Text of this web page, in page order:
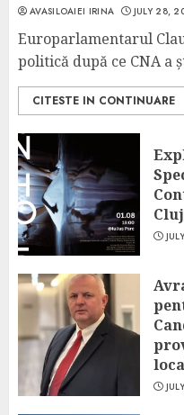
AVASILOAIEI IRINA JULY 28,
Europarlamentarul
politică după ce CNA a
CITESTE IN CONTINUARE